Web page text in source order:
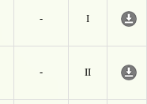
-
I
-
II